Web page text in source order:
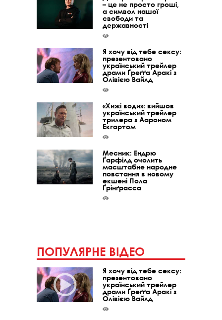
– це не просто гроші,
а символ нашої
свободи та
державності
Я хочу від тебе сексу:
презентовано
український трейлер
драми Ґреґґа Аракі з
Олівією Вайлд
«Хижі води»: вийшов
український трейлер
трилера з Аароном
Екгартом
Месник: Ендрю
Ґарфілд очолить
масштабне народне
повстання в новому
екшені Пола
Ґрінґрасса
ПОПУЛЯРНЕ ВІДЕО
Я хочу від тебе сексу:
презентовано
український трейлер
драми Ґреґґа Аракі з
Олівією Вайлд